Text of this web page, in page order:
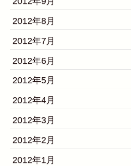
2012年8月
2012年7月
2012年6月
2012年5月
2012年4月
2012年3月
2012年2月
2012年1月